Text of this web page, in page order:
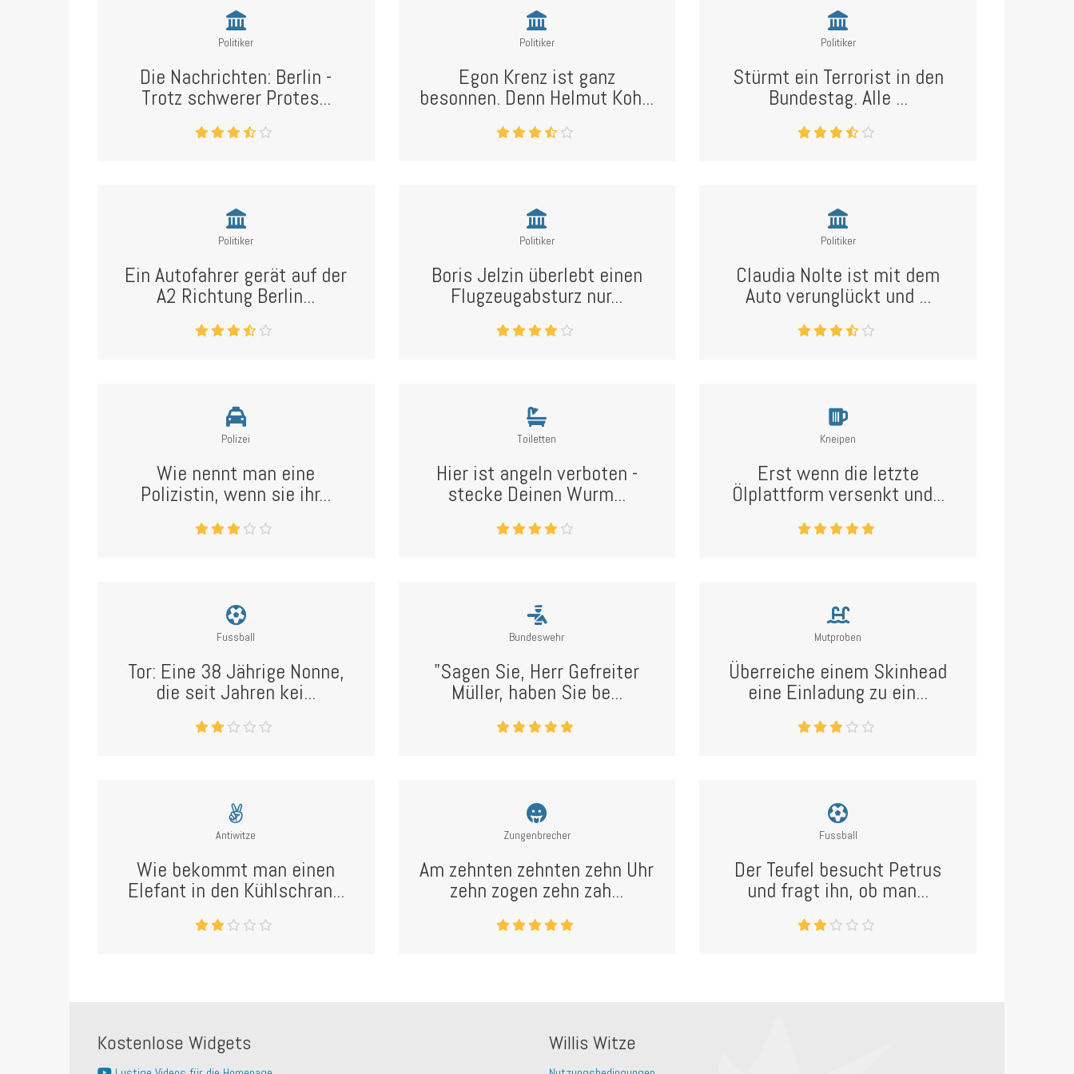
Politiker
Die Nachrichten: Berlin -
Trotz schwerer Protes...
Politiker
Egon Krenz ist ganz
besonnen. Denn Helmut Koh...
Politiker
Stürmt ein Terrorist in den
Bundestag. Alle ...
Politiker
Ein Autofahrer gerät auf der
A2 Richtung Berlin...
Politiker
Boris Jelzin überlebt einen
Flugzeugabsturz nur...
Politiker
Claudia Nolte ist mit dem
Auto verunglückt und ...
Polizei
Wie nennt man eine
Polizistin, wenn sie ihr...
Toiletten
Hier ist angeln verboten -
stecke Deinen Wurm...
Kneipen
Erst wenn die letzte
Ölplattform versenkt und...
Fussball
Tor: Eine 38 Jährige Nonne,
die seit Jahren kei...
Bundeswehr
"Sagen Sie, Herr Gefreiter
Müller, haben Sie be...
Mutproben
Überreiche einem Skinhead
eine Einladung zu ein...
Antiwitze
Wie bekommt man einen
Elefant in den Kühlschran...
Zungenbrecher
Am zehnten zehnten zehn Uhr
zehn zogen zehn zah...
Fussball
Der Teufel besucht Petrus
und fragt ihn, ob man...
Kostenlose Widgets Willis Witze